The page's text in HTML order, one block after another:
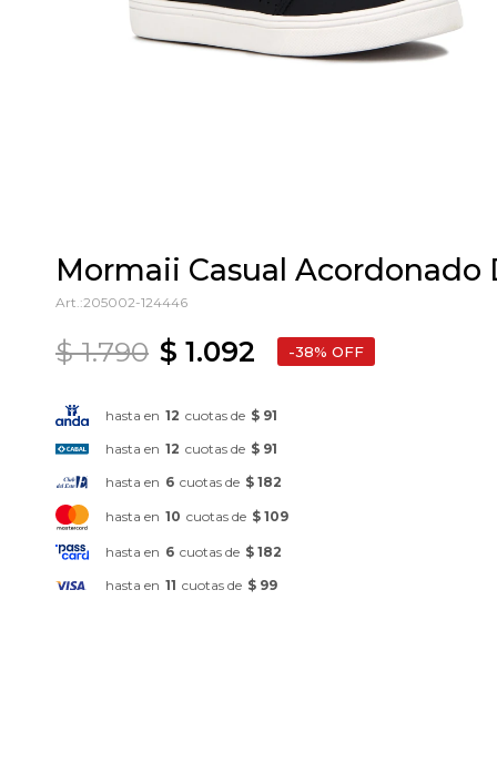
Mormaii Casual Acordonado
205002-124446
$ 1.092
$ 1.790 38
hasta en 12 cuotas de $ 91
hasta en 12 cuotas de $ 91
hasta en 6 cuotas de $ 182
hasta en 10 cuotas de $ 109
hasta en 6 cuotas de $ 182
hasta en 11 cuotas de $ 99